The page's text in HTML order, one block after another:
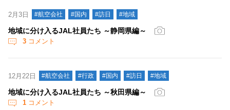
2月3日 #航空会社 #国内 #訪日 #地域
地域に分け入るJAL社員たち ～静岡県編～
3 コメント
12月22日 #航空会社 #行政 #国内 #訪日 #地域
地域に分け入るJAL社員たち ～秋田県編～
1 コメント